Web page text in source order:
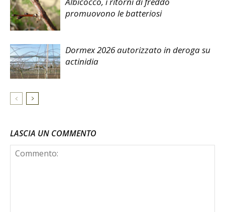
promuovono le batteriosi
Dormex 2026 autorizzato in deroga su
actinidia
LASCIA UN COMMENTO